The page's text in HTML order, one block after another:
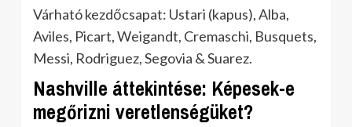
Várható kezdőcsapat: Ustari (kapus), Alba,
Aviles, Picart, Weigandt, Cremaschi, Busquets,
Messi, Rodriguez, Segovia & Suarez.
Nashville áttekintése: Képesek-e
megőrizni veretlenségüket?